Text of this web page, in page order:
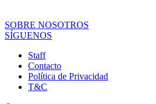
SOBRE NOSOTROS
SÍGUENOS
Staff
Contacto
Política de Privacidad
T&C